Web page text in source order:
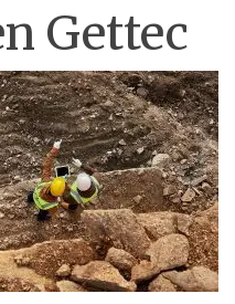
Gettec